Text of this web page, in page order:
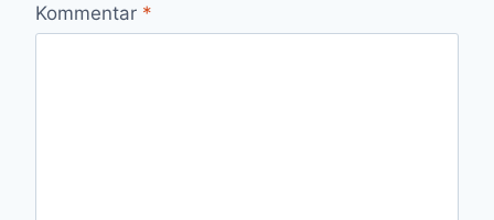
Kommentar *